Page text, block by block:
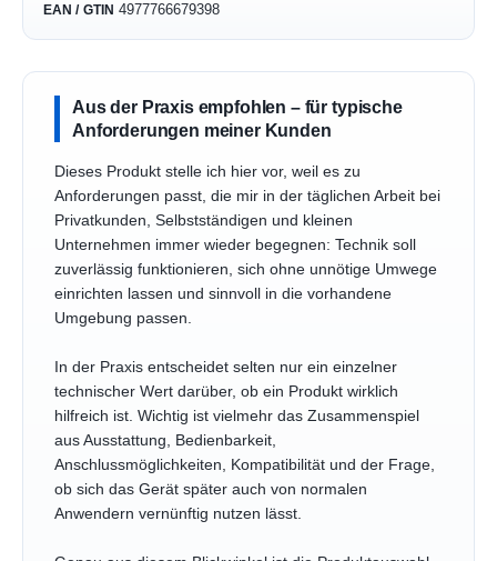
EAN / GTIN 4977766679398
Aus der Praxis empfohlen – für typische
Anforderungen meiner Kunden
Dieses Produkt stelle ich hier vor, weil es zu
Anforderungen passt, die mir in der täglichen Arbeit bei
Privatkunden, Selbstständigen und kleinen
Unternehmen immer wieder begegnen: Technik soll
zuverlässig funktionieren, sich ohne unnötige Umwege
einrichten lassen und sinnvoll in die vorhandene
Umgebung passen.
In der Praxis entscheidet selten nur ein einzelner
technischer Wert darüber, ob ein Produkt wirklich
hilfreich ist. Wichtig ist vielmehr das Zusammenspiel
aus Ausstattung, Bedienbarkeit,
Anschlussmöglichkeiten, Kompatibilität und der Frage,
ob sich das Gerät später auch von normalen
Anwendern vernünftig nutzen lässt.